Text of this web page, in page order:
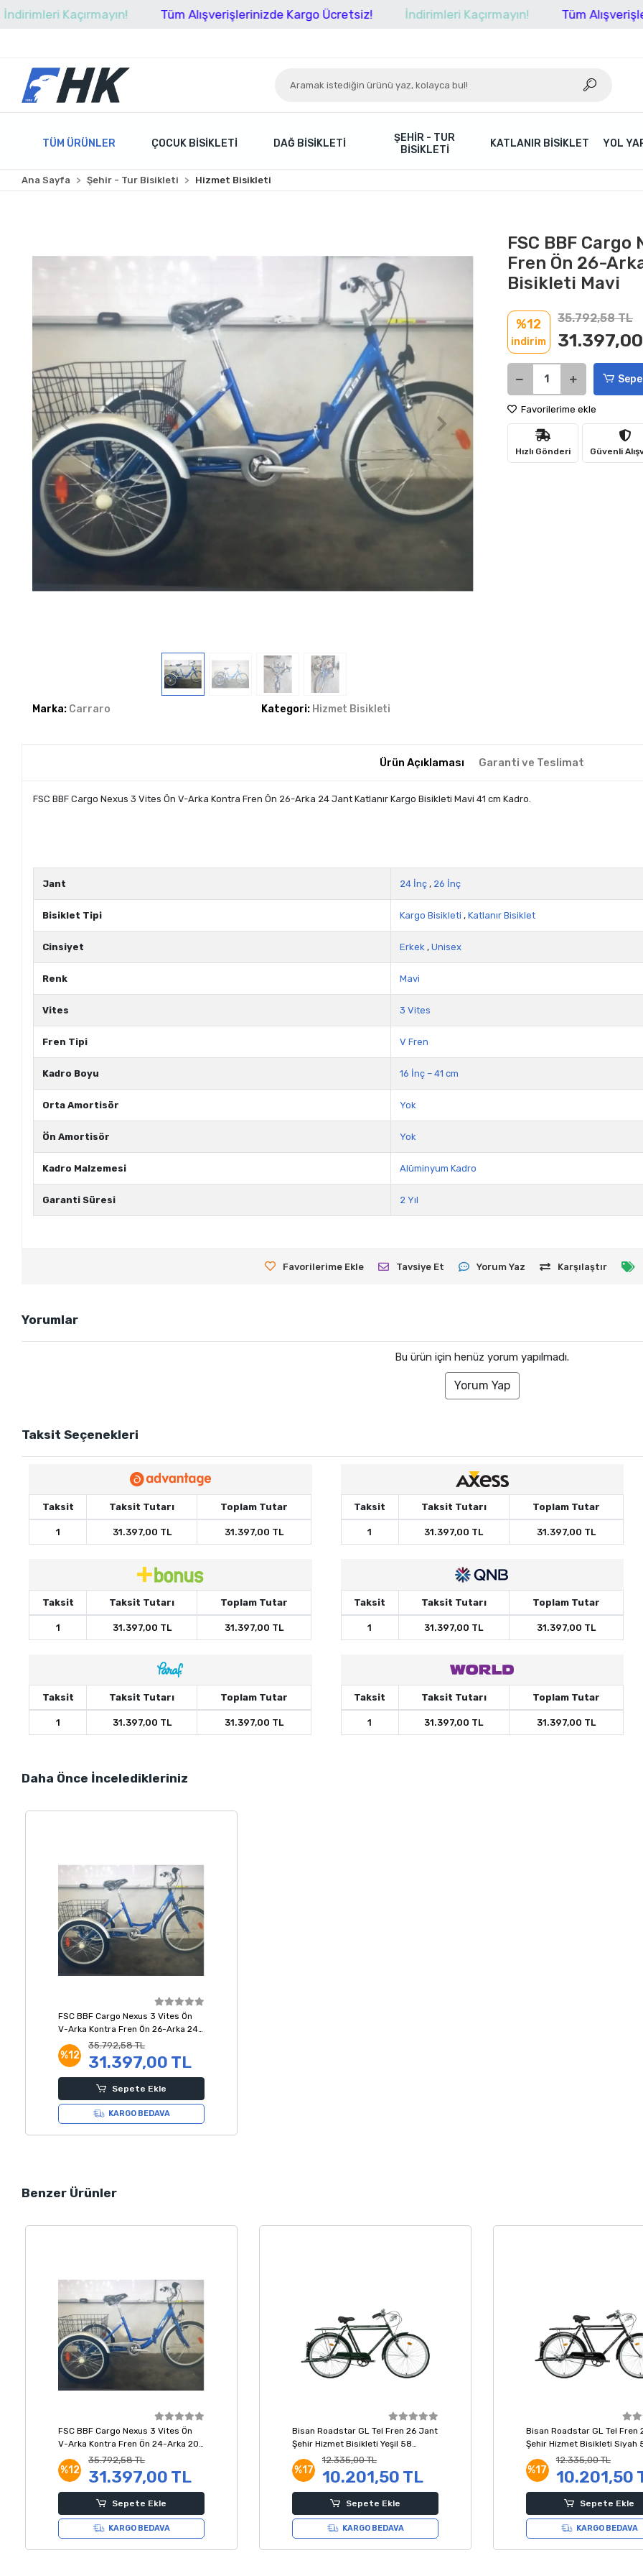
Tüm Alışverişlerinizde Kargo Ücretsiz! İndirimleri Kaçırmayın! Tüm Alışverişlerinizde
TÜM ÜRÜNLER ÇOCUK BISIKLETI DAĞ BISIKLETI
ŞEHIR - TUR
BISIKLETI
KATLANIR BISIKLET YOL
Ana Sayfa Şehir - Tur Bisikleti Hizmet Bisikleti
Marka: Carraro Kategori: Hizmet Bisikleti
FSC BBF
Fren Ön 26-
Bisikleti Mavi
%12
indirim
35.792,58 TL
Favorilerime ekle
Hızlı Gönderi Güvenli
Ürün Açıklaması Garanti ve Teslimat
FSC BBF Cargo Nexus 3 Vites Ön V-Arka Kontra Fren Ön 26-Arka 24 Jant Katlanır Kargo Bisikleti Mavi 41 cm Kadro.
Jant 24 İnç , 26 İnç
Bisiklet Tipi Kargo Bisikleti ,Katlanır Bisiklet
Cinsiyet Erkek ,Unisex
Renk Mavi
Vites 3 Vites
Fren Tipi V Fren
Kadro Boyu 16 İnç – 41 cm
Orta Amortisör Yok
Ön Amortisör Yok
Kadro Malzemesi Alüminyum Kadro
Garanti Süresi 2 Yıl
Favorilerime Ekle Tavsiye Et Yorum Yaz Karşılaştır
Yorumlar
Bu ürün için henüz yorum yapılmadı.
Yorum Yap
Taksit Seçenekleri
Taksit Taksit Tutarı Toplam Tutar
1 31.397,00 TL 31.397,00 TL
Taksit Taksit Tutarı Toplam Tutar
1 31.397,00 TL 31.397,00 TL
Taksit Taksit Tutarı Toplam Tutar
1 31.397,00 TL 31.397,00 TL
Taksit Taksit Tutarı Toplam Tutar
1 31.397,00 TL 31.397,00 TL
Taksit Taksit Tutarı Toplam Tutar
1 31.397,00 TL 31.397,00 TL
Taksit Taksit Tutarı Toplam Tutar
1 31.397,00 TL 31.397,00 TL
Daha Önce İnceledikleriniz
FSC BBF Cargo Nexus 3 Vites Ön
V-Arka Kontra Fren Ön 26-Arka 24
Jant Katlanır Kargo Bisikleti Mavi
%12
35.792,58 TL
31.397,00 TL
Sepete Ekle
KARGO BEDAVA
Benzer Ürünler
FSC BBF Cargo Nexus 3 Vites Ön
V-Arka Kontra Fren Ön 24-Arka 20
Jant Katlanır Kargo Bisikleti Mavi
%12
35.792,58 TL
31.397,00 TL
Sepete Ekle
KARGO BEDAVA
Bisan Roadstar GL Tel Fren 26 Jant
Şehir Hizmet Bisikleti Yeşil 58
%17
12.335,00 TL
10.201,50 TL
Sepete Ekle
KARGO BEDAVA
Bisan Roadstar GL Tel Fren
Şehir Hizmet Bisikleti Siyah
%17
12.335,00 TL
10.201,50
Sepete Ekle
KARGO BEDAVA